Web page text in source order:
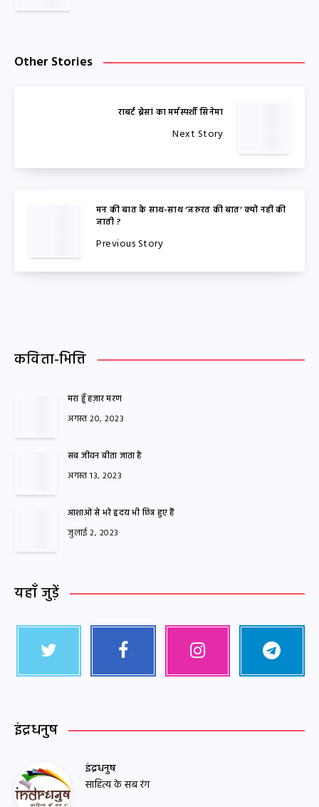
Other Stories
राबर्ट ब्रेसां का मर्मस्पर्शी सिनेमा
Next Story
मन की बात के साथ-साथ ‘जरुरत की बात’ क्यों नहीं की
जाती ?
Previous Story
कविता-भित्ति
मरा हूँ हज़ार मरण
अगस्त 20, 2023
सब जीवन बीता जाता है
अगस्त 13, 2023
आशाओं से भरे हृदय भी छिन्न हुए हैं
जुलाई 2, 2023
यहाँ जुड़ें
इंद्रधनुष
इंद्रधनुष
साहित्य के सब रंग